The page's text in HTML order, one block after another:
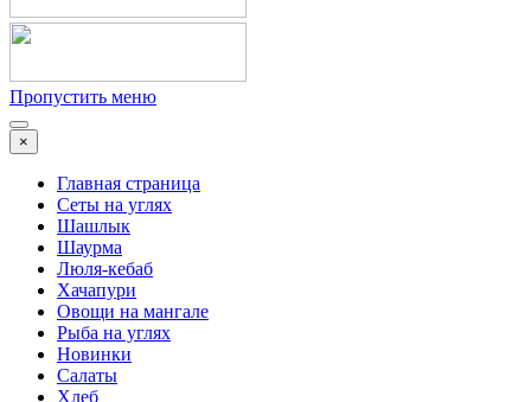
Пропустить меню
×
Главная страница
Сеты на углях
Шашлык
Шаурма
Люля-кебаб
Хачапури
Овощи на мангале
Рыба на углях
Новинки
Салаты
Хлеб